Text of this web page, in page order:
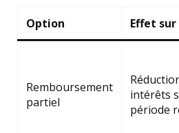
Option Effet
Remboursement
partiel
intérêts
période